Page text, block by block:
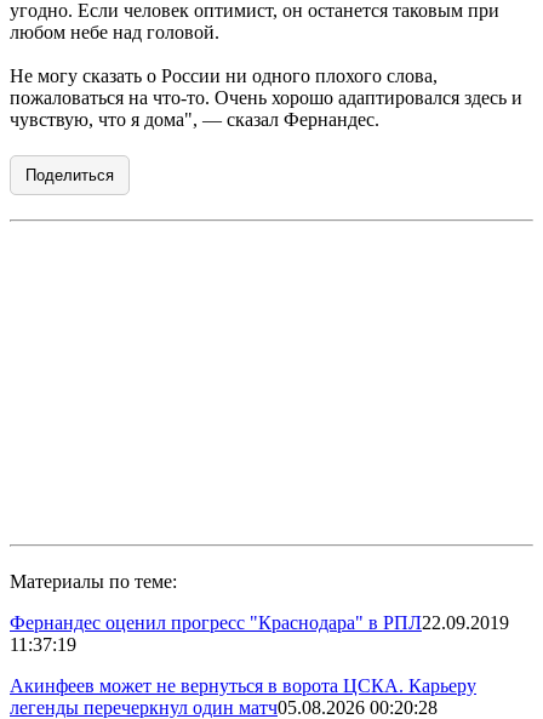
угодно. Если человек оптимист, он останется таковым при
любом небе над головой.
Не могу сказать о России ни одного плохого слова,
пожаловаться на что-то. Очень хорошо адаптировался здесь и
чувствую, что я дома", — сказал Фернандес.
Поделиться
Материалы по теме:
Фернандес оценил прогресс "Краснодара" в РПЛ22.09.2019
11:37:19
Акинфеев может не вернуться в ворота ЦСКА. Карьеру
легенды перечеркнул один матч05.08.2026 00:20:28